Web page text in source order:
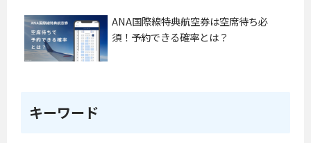
ANA国際線特典航空券は空席待ち必
須！予約できる確率とは？
キーワード